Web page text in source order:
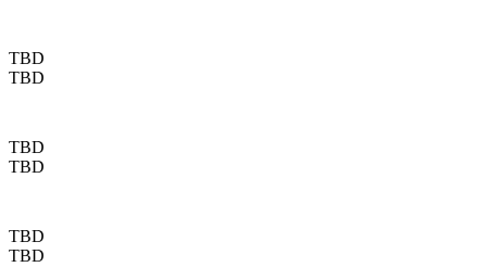
TBD
TBD
TBD
TBD
TBD
TBD